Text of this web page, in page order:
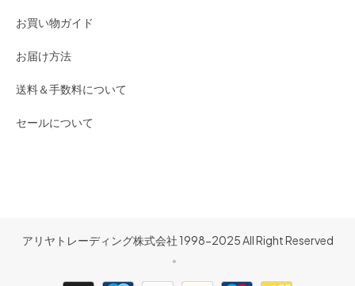
お買い物ガイド
お届け方法
送料＆手数料について
セールについて
アリヤトレーディング株式会社 1998-2025 All Right Reserved
。